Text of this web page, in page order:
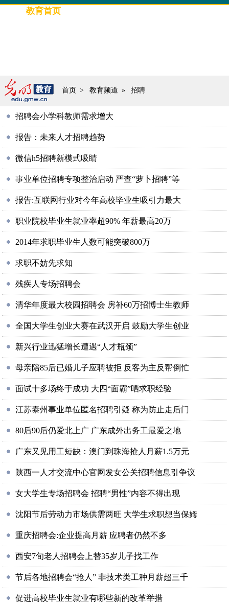
教育首页
首页 > 教育频道 » 招聘
招聘会小学科教师需求增大
报告：未来人才招聘趋势
微信h5招聘新模式吸睛
事业单位招聘专项整治启动 严查“萝卜招聘”等
报告:互联网行业对今年高校毕业生吸引力最大
职业院校毕业生就业率超90% 年薪最高20万
2014年求职毕业生人数可能突破800万
求职不妨先求知
残疾人专场招聘会
清华年度最大校园招聘会 房补60万招博士生教师
全国大学生创业大赛在武汉开启 鼓励大学生创业
新兴行业迅猛增长遭遇“人才瓶颈”
母亲陪85后已婚儿子应聘被拒 反客为主反帮倒忙
面试十多场终于成功 大四“面霸”晒求职经验
江苏泰州事业单位匿名招聘引疑 称为防止走后门
80后90后仍爱北上广 广东成外出务工最爱之地
广东又见用工短缺：澳门到珠海抢人月薪1.5万元
陕西一人才交流中心官网发女公关招聘信息引争议
女大学生专场招聘会 招聘“男性”内容不得出现
沈阳节后劳动力市场供需两旺 大学生求职想当保姆
重庆招聘会:企业提高月薪 应聘者仍然不多
西安7旬老人招聘会上替35岁儿子找工作
节后各地招聘会“抢人” 非技术类工种月薪超三千
促进高校毕业生就业有哪些新的改革举措